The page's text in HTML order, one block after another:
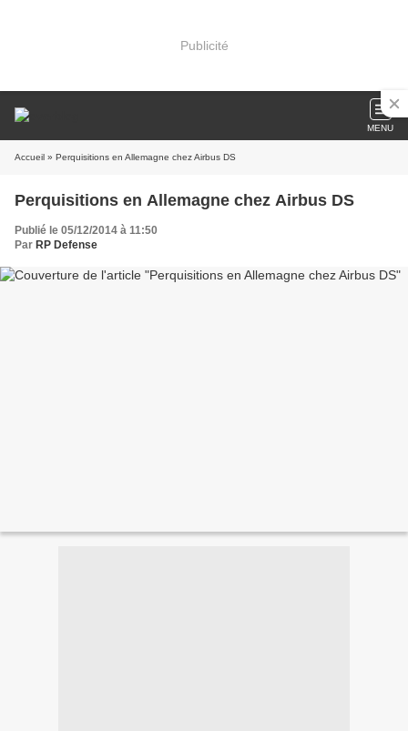
Publicité
MENU
Accueil » Perquisitions en Allemagne chez Airbus DS
Perquisitions en Allemagne chez Airbus DS
Publié le 05/12/2014 à 11:50
Par RP Defense